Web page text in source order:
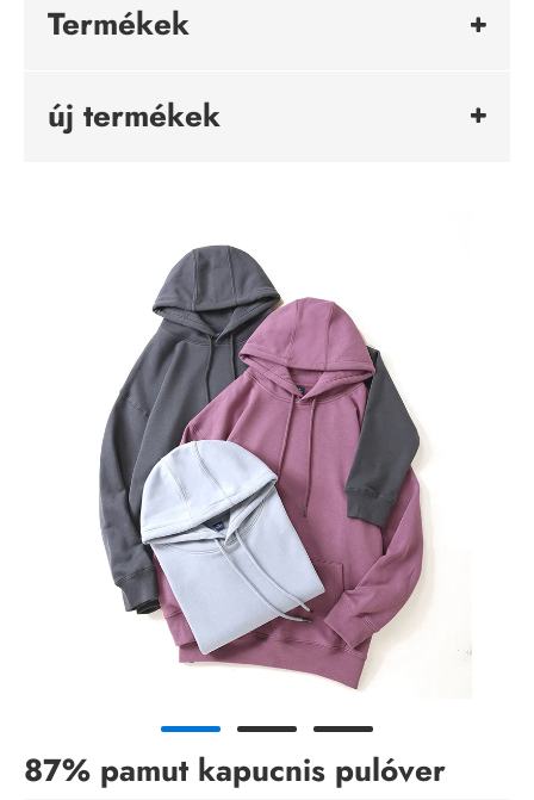
Termékek
új termékek
87% pamut kapucnis pulóver